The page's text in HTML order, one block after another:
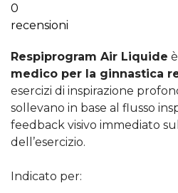
0
recensioni
Respiprogram Air Liquide
medico per la ginnastica
esercizi di inspirazione
sollevano in base al flusso
feedback visivo immediato
dell’esercizio.
Indicato per: